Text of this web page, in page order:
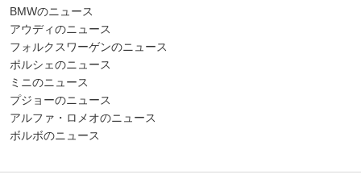
BMWのニュース
アウディのニュース
フォルクスワーゲンのニュース
ポルシェのニュース
ミニのニュース
プジョーのニュース
アルファ・ロメオのニュース
ボルボのニュース